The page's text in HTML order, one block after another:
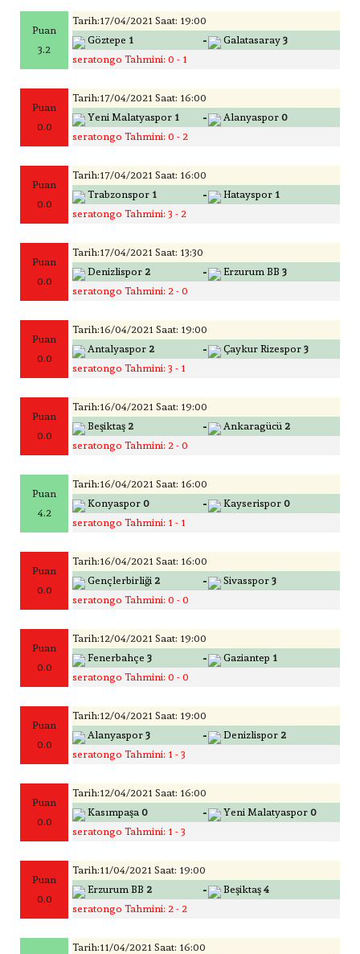
Puan
3.2
Tarih:17/04/2021 Saat: 19:00
Göztepe 1 - Galatasaray 3
seratongo Tahmini: 0 - 1
Puan
0.0
Tarih:17/04/2021 Saat: 16:00
Yeni Malatyaspor 1 - Alanyaspor 0
seratongo Tahmini: 0 - 2
Puan
0.0
Tarih:17/04/2021 Saat: 16:00
Trabzonspor 1 - Hatayspor 1
seratongo Tahmini: 3 - 2
Puan
0.0
Tarih:17/04/2021 Saat: 13:30
Denizlispor 2 - Erzurum BB 3
seratongo Tahmini: 2 - 0
Puan
0.0
Tarih:16/04/2021 Saat: 19:00
Antalyaspor 2 - Çaykur Rizespor 3
seratongo Tahmini: 3 - 1
Puan
0.0
Tarih:16/04/2021 Saat: 19:00
Beşiktaş 2 - Ankaragücü 2
seratongo Tahmini: 2 - 0
Puan
4.2
Tarih:16/04/2021 Saat: 16:00
Konyaspor 0 - Kayserispor 0
seratongo Tahmini: 1 - 1
Puan
0.0
Tarih:16/04/2021 Saat: 16:00
Gençlerbirliği 2 - Sivasspor 3
seratongo Tahmini: 0 - 0
Puan
0.0
Tarih:12/04/2021 Saat: 19:00
Fenerbahçe 3 - Gaziantep 1
seratongo Tahmini: 0 - 0
Puan
0.0
Tarih:12/04/2021 Saat: 19:00
Alanyaspor 3 - Denizlispor 2
seratongo Tahmini: 1 - 3
Puan
0.0
Tarih:12/04/2021 Saat: 16:00
Kasımpaşa 0 - Yeni Malatyaspor 0
seratongo Tahmini: 1 - 3
Puan
0.0
Tarih:11/04/2021 Saat: 19:00
Erzurum BB 2 - Beşiktaş 4
seratongo Tahmini: 2 - 2
Tarih:11/04/2021 Saat: 16:00